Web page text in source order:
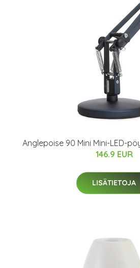
Anglepoise 90 Mini Mini-LED-
146.9 EUR
LISÄTIETOJA